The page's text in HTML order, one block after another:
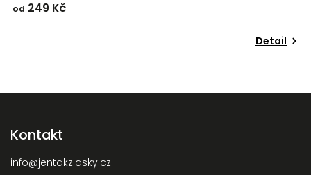
od 249 Kč
Detail
Kontakt
info@jentakzlasky.cz